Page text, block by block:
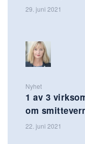
29. juni 2021
Nyhet
1 av 3
om
22. juni 2021